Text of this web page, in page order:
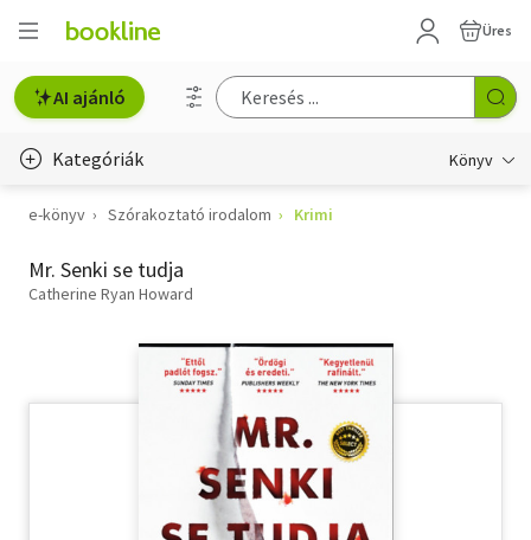
Üres
AI ajánló
Kategóriák Könyv
Életmód, egészség
Erotika
e-könyv Szórakoztató irodalom Krimi
Mr. Senki se tudja
Catherine Ryan Howard